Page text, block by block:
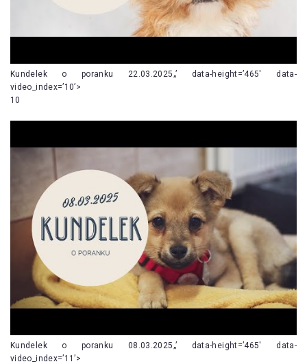
Kundelek o poranku 22.03.2025„’ data-height=’465′ data-
video_index=’10’>
10
Kundelek o poranku 08.03.2025„’ data-height=’465′ data-
video_index=’11’>